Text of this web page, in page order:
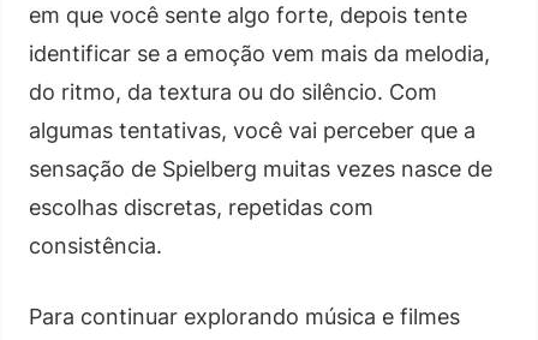
em que você sente algo forte, depois tente
identificar se a emoção vem mais da melodia,
do ritmo, da textura ou do silêncio. Com
algumas tentativas, você vai perceber que a
sensação de Spielberg muitas vezes nasce de
escolhas discretas, repetidas com
consistência.
Para continuar explorando música e filmes